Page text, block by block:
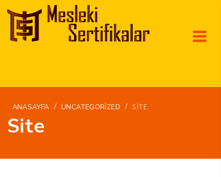
ANASAYFA / UNCATEGORIZED / SITE
Site